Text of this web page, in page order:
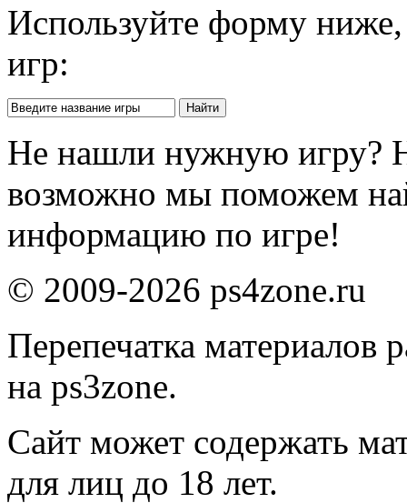
Используйте форму
игр:
Не нашли нужную игру?
возможно мы поможем
информацию по игре!
© 2009-2026 ps4zone.ru
Перепечатка материалов
на ps3zone.
Сайт может содержать
для лиц до 18 лет.